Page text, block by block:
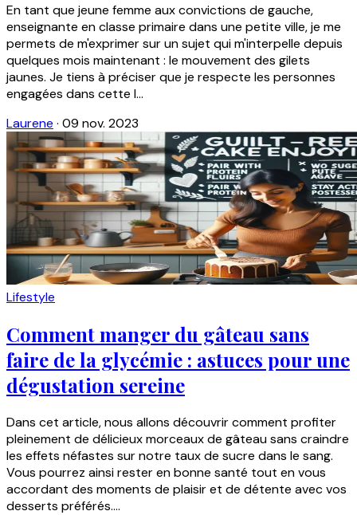
En tant que jeune femme aux convictions de gauche,
enseignante en classe primaire dans une petite ville, je me
permets de m'exprimer sur un sujet qui m'interpelle depuis
quelques mois maintenant : le mouvement des gilets
jaunes. Je tiens à préciser que je respecte les personnes
engagées dans cette l...
Laurene · 09 nov. 2023
Lifestyle
Comment manger du gâteau sans
faire de la glycémie : astuces pour une
dégustation sereine
Dans cet article, nous allons découvrir comment profiter
pleinement de délicieux morceaux de gâteau sans craindre
les effets néfastes sur notre taux de sucre dans le sang.
Vous pourrez ainsi rester en bonne santé tout en vous
accordant des moments de plaisir et de détente avec vos
desserts préférés....